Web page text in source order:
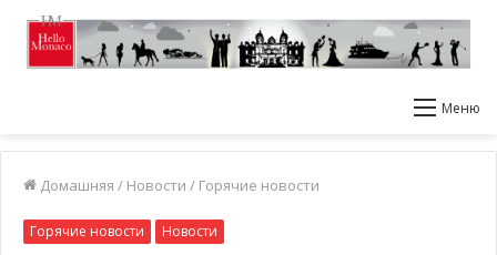
Меню
Домашняя / Новости / Горячие новости
Горячие новости Новости